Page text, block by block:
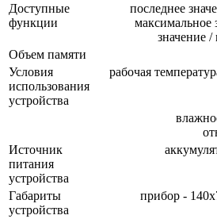
Доступные
функции
последнее
максимальное
значение
Объем памяти
Условия
использования
устройства
рабочая
Источник
питания
устройства
Габариты
устройства
прибор -